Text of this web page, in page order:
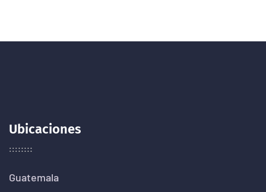
Ubicaciones
Guatemala